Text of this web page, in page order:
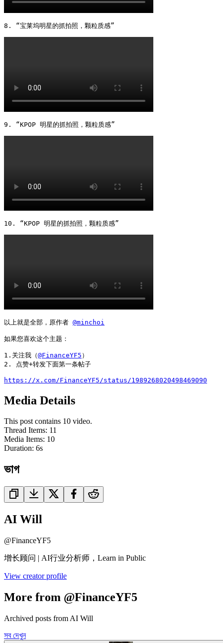
8. “宝莱坞明星的抓拍照，颗粒质感”
9. “KPOP 明星的抓拍照，颗粒质感”
10. “KPOP 明星的抓拍照，颗粒质感”
以上就是全部，原作者 @minchoi
如果您喜欢这个主题：
1.关注我（@FinanceYF5 ）
2. 点赞+转发下面第一条帖子
https://x.com/FinanceYF5/status/1989268020498469090
Media Details
This post contains 10 video.
Thread Items: 11
Media Items: 10
Duration: 6s
ভাগ
AI Will
@FinanceYF5
增长顾问 | AI行业分析师，Learn in Public
View creator profile
More from @FinanceYF5
Archived posts from AI Will
সব দেখুন